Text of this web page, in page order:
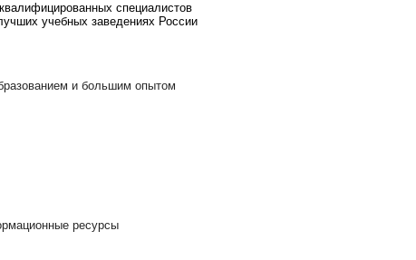
специалистов
учебных заведениях России
и большим опытом
ресурсы